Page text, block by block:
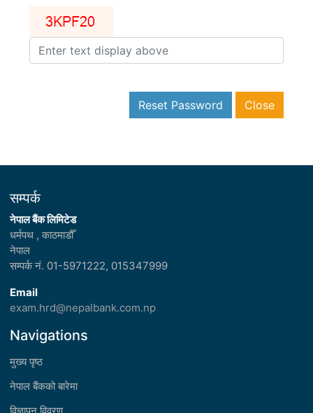
Reset Password Close
सम्पर्क
नेपाल बैंक लिमिटेड
धर्मपथ , काठमाडौँ
नेपाल
सम्पर्क नं. 01-5971222, 015347999
Email
exam.hrd@nepalbank.com.np
Navigations
मुख्य पृष्ठ
नेपाल बैंकको बारेमा